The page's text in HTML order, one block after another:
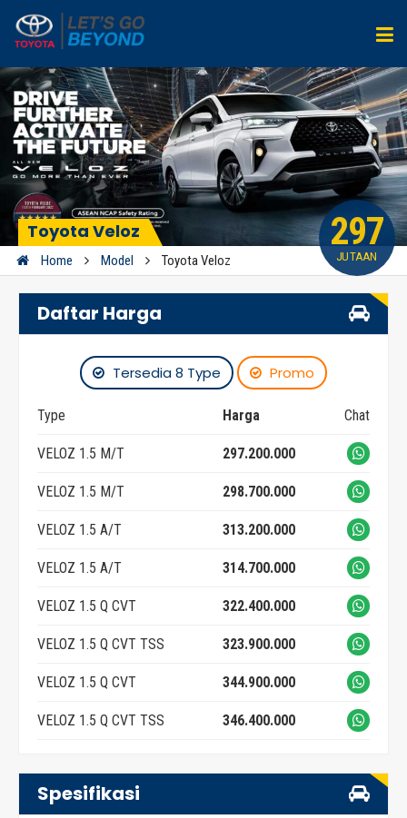
Toyota Veloz
Home Model Toyota Veloz
297
JUTAAN
Daftar Harga
Tersedia 8 Type Promo
Type Harga Chat
VELOZ 1.5 M/T 297.200.000
VELOZ 1.5 M/T 298.700.000
VELOZ 1.5 A/T 313.200.000
VELOZ 1.5 A/T 314.700.000
VELOZ 1.5 Q CVT 322.400.000
VELOZ 1.5 Q CVT TSS 323.900.000
VELOZ 1.5 Q CVT 344.900.000
VELOZ 1.5 Q CVT TSS 346.400.000
Spesifikasi